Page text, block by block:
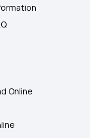
Online